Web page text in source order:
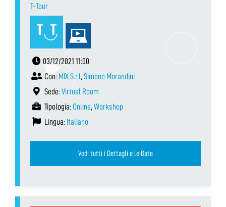
T-Tour
03/12/2021 11:00
Con: MIX S.r.l, Simone Morandini
Sede: Virtual Room
Tipologia: Online, Workshop
Lingua: Italiano
Vedi tutti i Dettagli e le Date